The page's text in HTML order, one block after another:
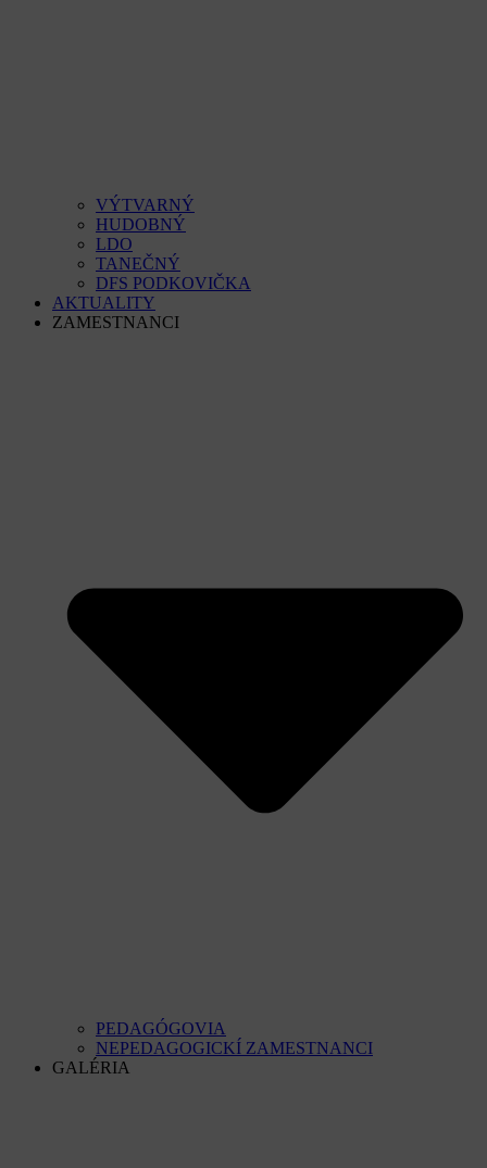
VÝTVARNÝ
HUDOBNÝ
LDO
TANEČNÝ
DFS PODKOVIČKA
AKTUALITY
ZAMESTNANCI
PEDAGÓGOVIA
NEPEDAGOGICKÍ ZAMESTNANCI
GALÉRIA